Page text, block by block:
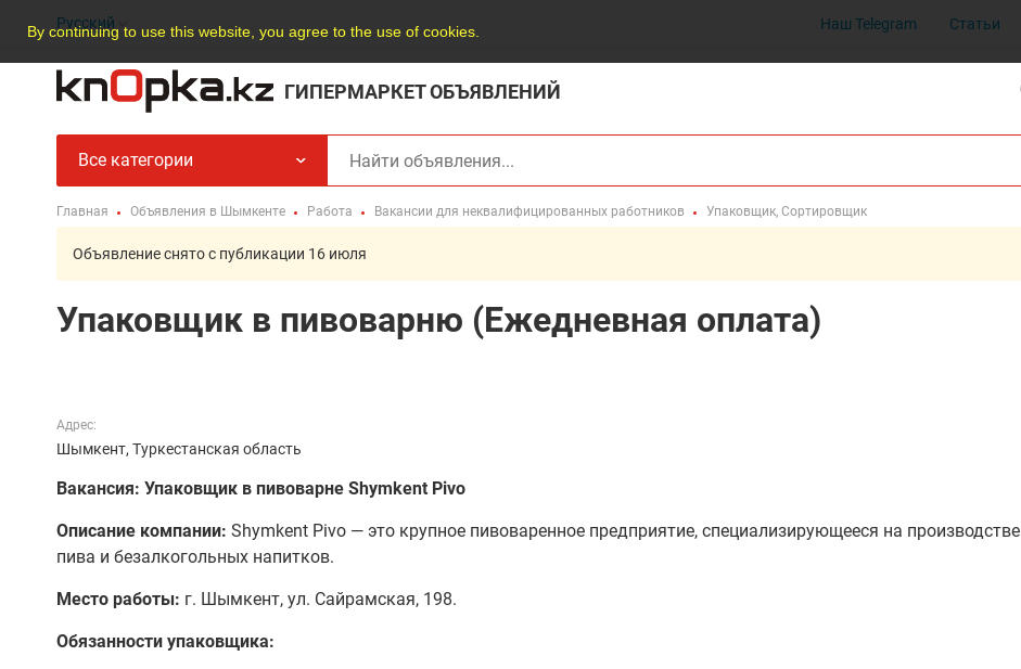
By continuing to use this website, you agree to the use of cookies.
Русский Наш Telegram Статьи
ГИПЕРМАРКЕТ ОБЪЯВЛЕНИЙ
Все категории
Главная Объявления в Шымкенте Работа Вакансии для неквалифицированных работников Упаковщик, Сортировщик
Объявление снято с публикации 16 июля
Упаковщик в пивоварню (Ежедневная оплата)
Адрес:
Шымкент, Туркестанская область
Вакансия: Упаковщик в пивоварне Shymkent Pivo
Описание компании: Shymkent Pivo — это крупное пивоваренное предприятие, специализирующееся на производстве
пива и безалкогольных напитков.
Место работы: г. Шымкент, ул. Сайрамская, 198.
Обязанности упаковщика: